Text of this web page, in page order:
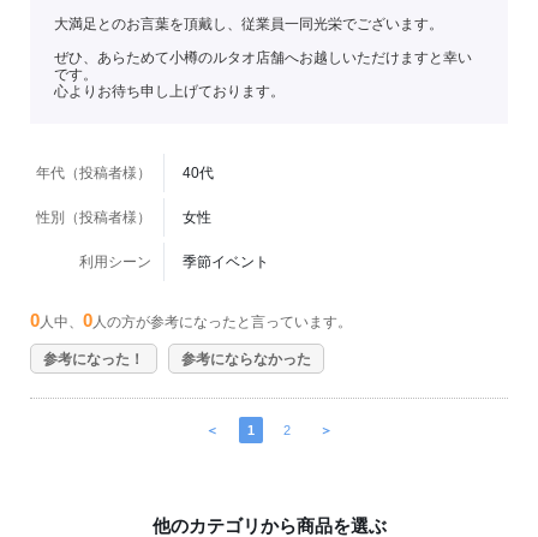
大満足とのお言葉を頂戴し、従業員一同光栄でございます。
ぜひ、あらためて小樽のルタオ店舗へお越しいただけますと幸い
です。
心よりお待ち申し上げております。
年代（投稿者様） 40代
性別（投稿者様） 女性
利用シーン 季節イベント
0 人中、 0 人の方が参考になったと言っています。
参考になった！ 参考にならなかった
＜ 1 2 ＞
他のカテゴリから商品を選ぶ